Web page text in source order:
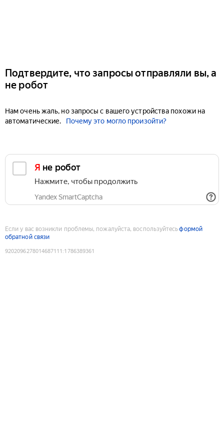
Подтвердите, что запросы отправляли вы, а
не робот
Нам очень жаль, но запросы с вашего устройства похожи на
автоматические.
Почему это могло произойти?
Я не робот
Нажмите, чтобы продолжить
Yandex SmartCaptcha
Если у вас возникли проблемы, пожалуйста, воспользуйтесьформой
обратной связи
9202096278014687111 :1786389361